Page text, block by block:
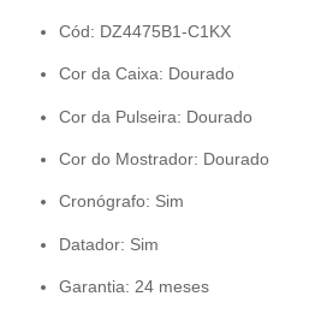
Cód: DZ4475B1-C1KX
Cor da Caixa: Dourado
Cor da Pulseira: Dourado
Cor do Mostrador: Dourado
Cronógrafo: Sim
Datador: Sim
Garantia: 24 meses